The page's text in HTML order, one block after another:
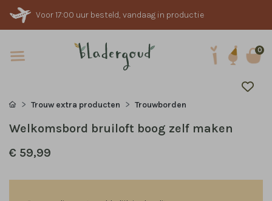
Voor 17:00 uur besteld, vandaag in productie
0
Trouw extra producten Trouwborden
Welkomsbord bruiloft boog zelf maken
€ 59,99